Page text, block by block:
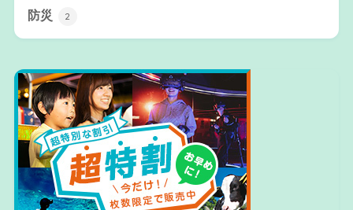
防災 2